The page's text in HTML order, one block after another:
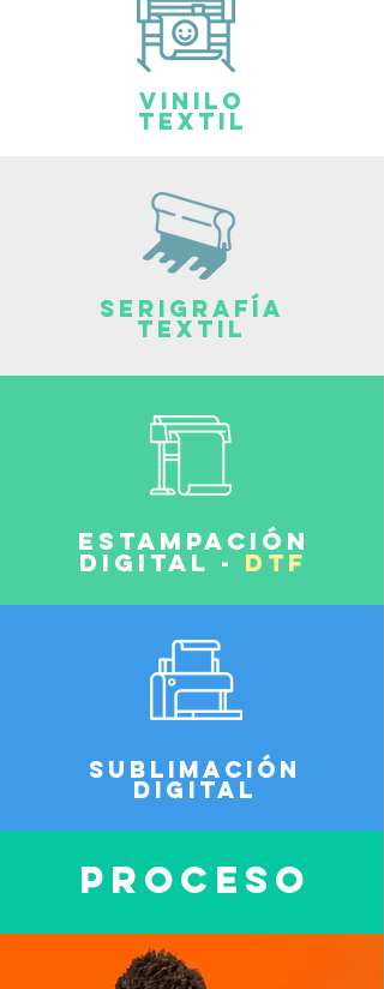
VINILO
TEXTIL
SERIGRAFÍA
TEXTIL
ESTAMPACIÓN
DIGITAL - DTF
Sublimación
DIGITAL
Proceso